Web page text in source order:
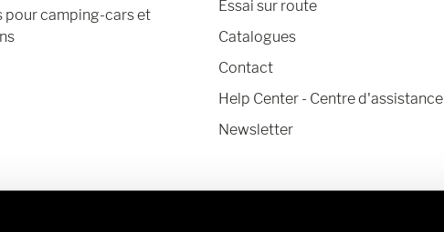
pour camping-cars et
Essai sur route
Catalogues
Contact
Help Center - Centre d'assistance
Newsletter